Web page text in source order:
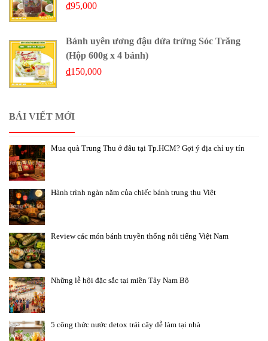
₫95,000
Bánh uyên ương đậu dứa trứng Sóc Trăng
(Hộp 600g x 4 bánh)
₫150,000
BÁI VIẾT MỚI
Mua quà Trung Thu ở đâu tại Tp.HCM? Gợi ý địa chỉ uy tín
Hành trình ngàn năm của chiếc bánh trung thu Việt
Review các món bánh truyền thống nổi tiếng Việt Nam
Những lễ hội đặc sắc tại miền Tây Nam Bộ
5 công thức nước detox trái cây dễ làm tại nhà